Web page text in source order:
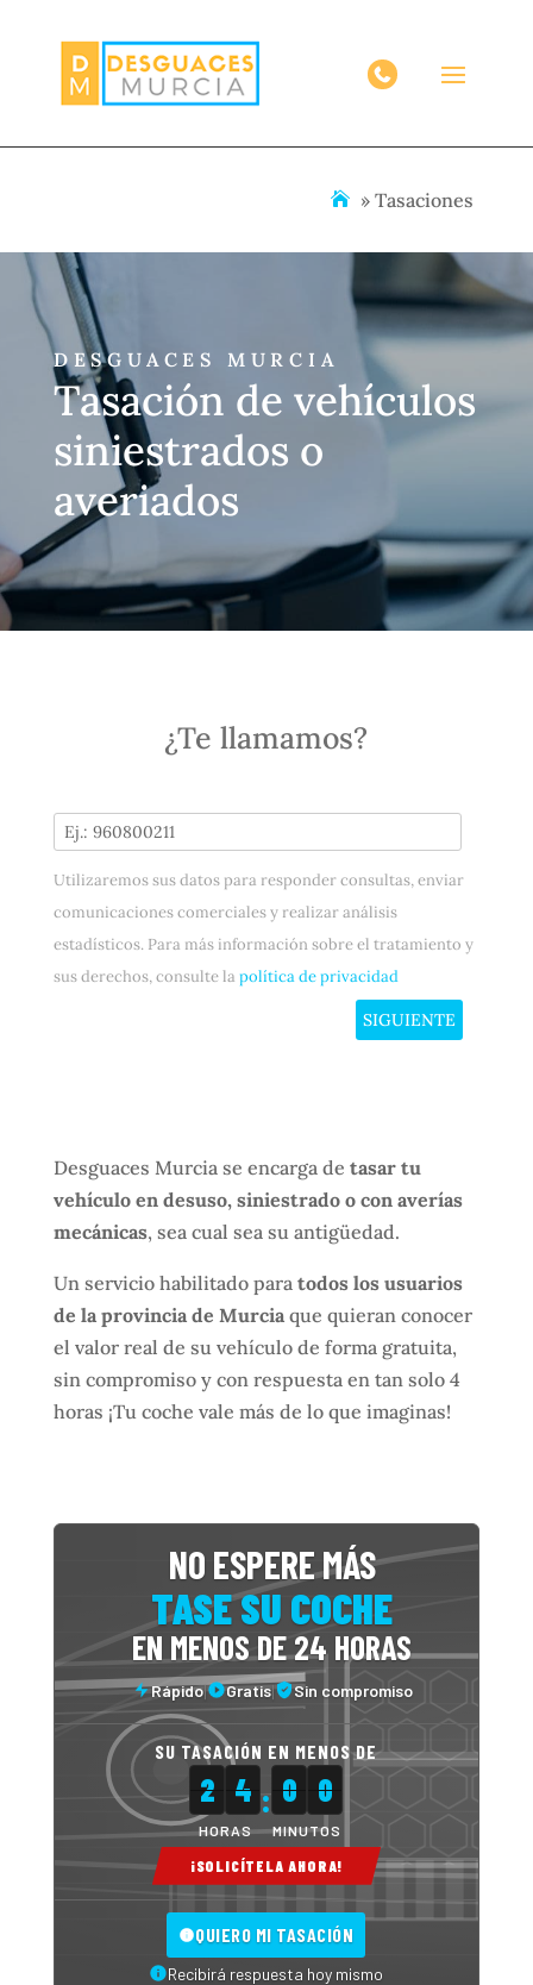
» Tasaciones
DESGUACES MURCIA
Tasación de vehículos
siniestrados o
averiados
¿Te llamamos?
Utilizaremos sus datos para responder consultas, enviar
comunicaciones comerciales y realizar análisis
estadísticos. Para más información sobre el tratamiento y
sus derechos, consulte la política de privacidad
SIGUIENTE
Desguaces Murcia se encarga de tasar tu
vehículo en desuso, siniestrado o con averías
mecánicas, sea cual sea su antigüedad.
Un servicio habilitado para todos los usuarios
de la provincia de Murciaque quieran conocer
el valor real de su vehículo de forma gratuita,
sin compromiso y con respuesta en tan solo 4
horas ¡Tu coche vale más de lo que imaginas!
NO ESPERE MÁS
TASE SU COCHE
EN MENOS DE 24 HORAS
Rápido| Gratis| Sin compromiso
SU TASACIÓN EN MENOS DE
2 4
HORAS
: 0 0
MINUTOS
¡SOLICÍTELA AHORA!
QUIERO MI TASACIÓN
Recibirá respuesta hoy mismo